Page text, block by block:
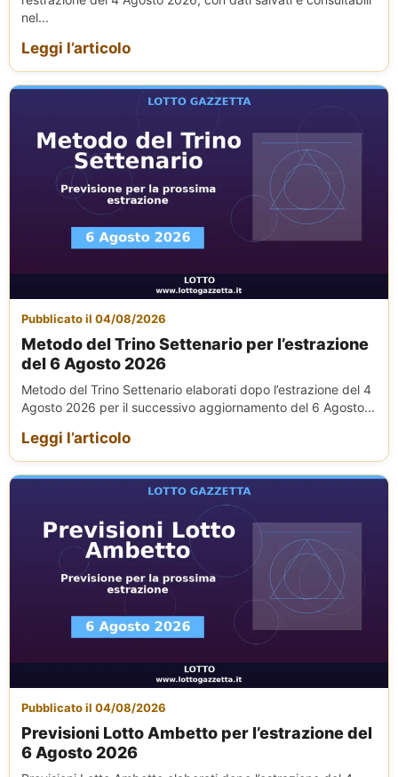
nel...
Leggi l’articolo
Pubblicato il 04/08/2026
Metodo del Trino Settenario per l’estrazione
del 6 Agosto 2026
Metodo del Trino Settenario elaborati dopo l’estrazione del 4
Agosto 2026 per il successivo aggiornamento del 6 Agosto...
Leggi l’articolo
Pubblicato il 04/08/2026
Previsioni Lotto Ambetto per l’estrazione del
6 Agosto 2026